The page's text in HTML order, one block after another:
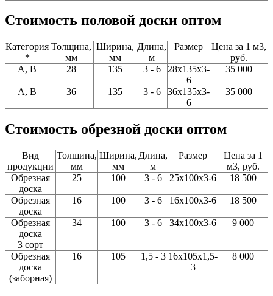
Стоимость половой доски оптом
Категория
*
Толщина,
мм
Ширина,
мм
Длина,
м
Размер
Цена за 1 м3,
руб.
A, В
28 135 3 - 6
28x135x3-
6
35 000
A, В 36 135 3 - 6
36x135x3-
6
35 000
Стоимость обрезной доски оптом
Вид
продукции
Толщина,
мм
Ширина,
мм
Длина,
м
Размер
Цена за 1
м3, руб.
Обрезная
доска
25 100 3 - 6 25x100x3-6 18 500
Обрезная
доска
16 100 3 - 6 16x100x3-6 18 500
Обрезная
доска
3 сорт
34 100 3 - 6 34x100x3-6 9 000
Обрезная
доска
(заборная)
16 105 1,5 - 3 16x105x1,5-
3
8 000